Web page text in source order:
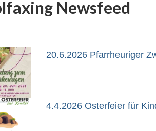
Newsfeed
20.6.2026 Pfarrheuriger
4.4.2026 Osterfeier für